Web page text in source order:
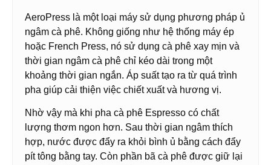
AeroPress là một loại máy sử dụng phương pháp ủ
ngâm cà phê. Không giống như hệ thống máy ép
hoặc French Press, nó sử dụng cà phê xay mịn và
thời gian ngâm cà phê chỉ kéo dài trong một
khoảng thời gian ngắn. Áp suất tạo ra từ quá trình
pha giúp cải thiện việc chiết xuất và hương vị.
Nhờ vậy mà khi pha cà phê Espresso có chất
lượng thơm ngon hơn. Sau thời gian ngâm thích
hợp, nước được đẩy ra khỏi bình ủ bằng cách đẩy
pít tông bằng tay. Còn phần bã cà phê được giữ lại